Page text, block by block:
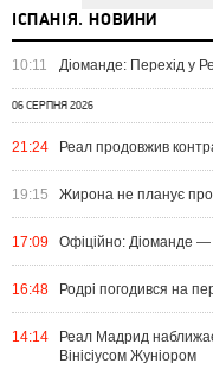
ІСПАНІЯ. НОВИНИ
10:11 Діоманде: Перехід у
06 СЕРПНЯ 2026
21:24 Реал продовжив
19:15 Жирона не планує
17:09 Офіційно: Діоманде —
16:48 Родрі погодився на
14:14
Реал Мадрид
Вінісіусом Жуніором